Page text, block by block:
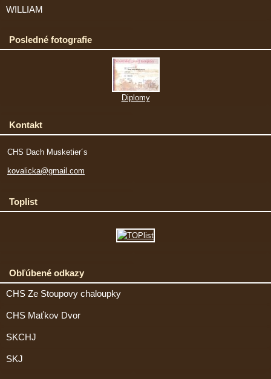
WILLIAM
Posledné fotografie
Diplomy
Kontakt
CHS Dach Musketier´s
kovalicka@gmail.com
Toplist
Obľúbené odkazy
CHS Ze Stoupovy chaloupky
CHS Maťkov Dvor
SKCHJ
SKJ